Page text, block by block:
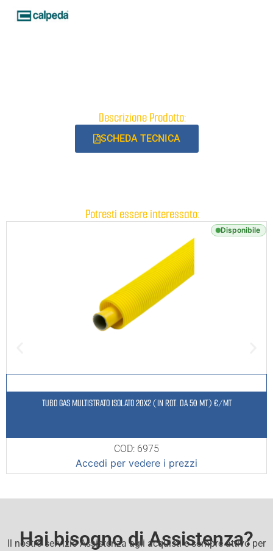
Descrizione Prodotto:
SCHEDA TECNICA
Potresti essere interessato:
Disponibile
TUBO GAS MULTISTRATO ISOLATO 20X2 (IN ROT. DA 50 MT) €/MT
COD: 6975
Accedi per vedere i prezzi
Hai bisogno di Assistenza?
Il nostro servizio Assistenza agli acquisti e sempre attivo per